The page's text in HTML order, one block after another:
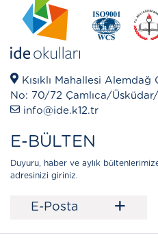
Kısıklı Mahallesi Alemdağ
No: 70/72 Çamlıca/Üsküdar/
info@ide.k12.tr
E-BÜLTEN
Duyuru, haber ve aylık
adresinizi giriniz.
E-Posta +